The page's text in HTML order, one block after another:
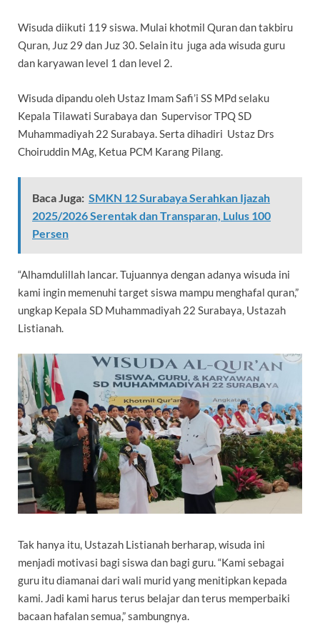
Wisuda diikuti 119 siswa. Mulai khotmil Quran dan takbiru
Quran, Juz 29 dan Juz 30. Selain itu juga ada wisuda guru
dan karyawan level 1 dan level 2.
Wisuda dipandu oleh Ustaz Imam Safi’i SS MPd selaku
Kepala Tilawati Surabaya dan Supervisor TPQ SD
Muhammadiyah 22 Surabaya. Serta dihadiri Ustaz Drs
Choiruddin MAg, Ketua PCM Karang Pilang.
Baca Juga: SMKN 12 Surabaya Serahkan Ijazah
2025/2026 Serentak dan Transparan, Lulus 100
Persen
“Alhamdulillah lancar. Tujuannya dengan adanya wisuda ini
kami ingin memenuhi target siswa mampu menghafal quran,”
ungkap Kepala SD Muhammadiyah 22 Surabaya, Ustazah
Listianah.
Tak hanya itu, Ustazah Listianah berharap, wisuda ini
menjadi motivasi bagi siswa dan bagi guru. “Kami sebagai
guru itu diamanai dari wali murid yang menitipkan kepada
kami. Jadi kami harus terus belajar dan terus memperbaiki
bacaan hafalan semua,” sambungnya.